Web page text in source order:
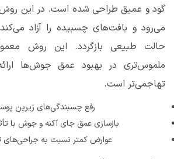
گود و عمیق طراحی شده است. در این
می‌رود و بافت‌های چسبیده را آزاد
حالت طبیعی‌ بازگردد. این روش
ملموس‌تری در بهبود عمق جوش‌ها
تهاجمی‌تر است.
رفع چسبندگی‌های زیرین
بازسازی عمق جای آکنه و جوش با
عوارض کمتر نسبت به جراحی‌های